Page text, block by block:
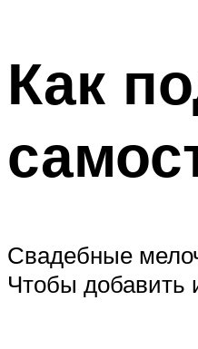
Как
Свадебные
Чтобы добавить